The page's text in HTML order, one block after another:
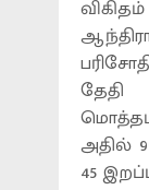
தேதி
அதில்
45